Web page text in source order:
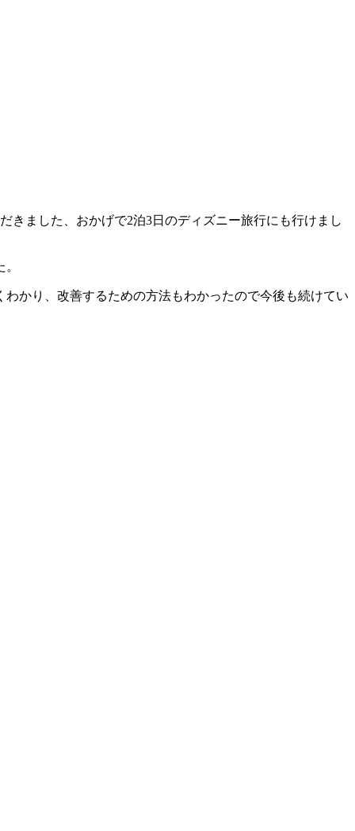
ました、おかげで2泊3日のディズニー旅行にも行けまし
かり、改善するための方法もわかったので今後も続けてい